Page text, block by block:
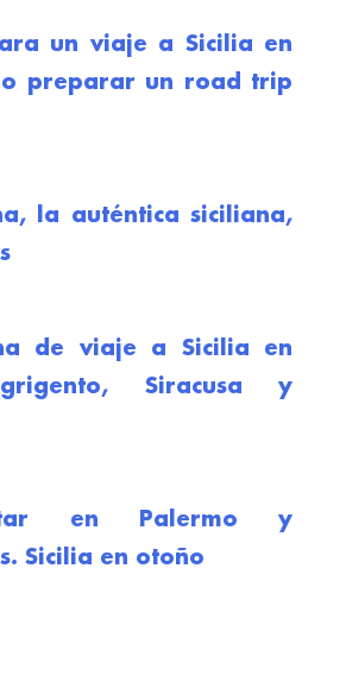
un viaje a Sicilia en
preparar un road trip
la auténtica siciliana,
de viaje a Sicilia en
Siracusa y
en Palermo y
Sicilia en otoño